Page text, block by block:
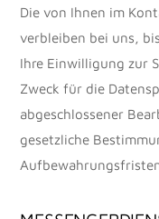
Die von Ihnen im
verbleiben bei uns,
Ihre Einwilligung zur
Zweck für die
abgeschlossener
gesetzliche